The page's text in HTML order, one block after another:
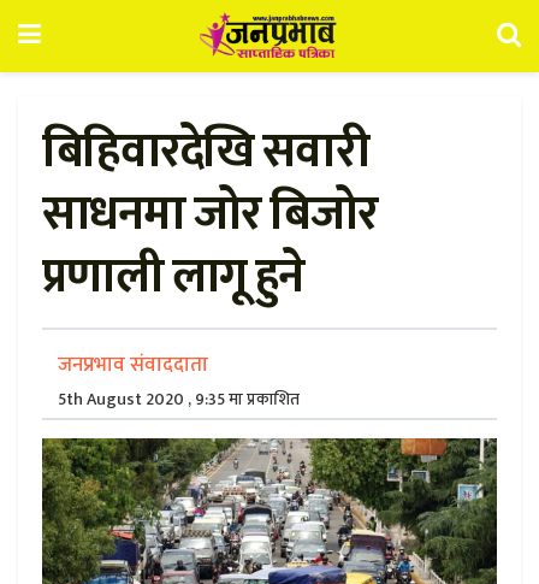
बिहिवारदेखि सवारी
साधनमा जोर बिजोर
प्रणाली लागू हुने
जनप्रभाव संवाददाता
5th August 2020 , 9:35 मा प्रकाशित